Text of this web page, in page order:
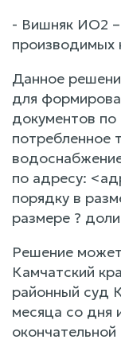
- Вишняк ИО2 –
производимых
Данное
для
документов по
потребленное
по адресу:
порядку в
размере ?
Решение
Камчатский
районный суд
месяца со дня